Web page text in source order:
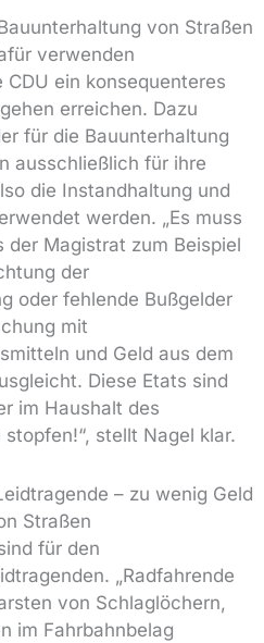
von Straßen
verwenden
CDU ein konsequenteres
erreichen. Dazu
für die Bauunterhaltung
ausschließlich für ihre
die Instandhaltung und
werden. „Es muss
der Magistrat zum Beispiel
der
oder fehlende Bußgelder
mit
und Geld aus dem
Diese Etats sind
im Haushalt des
stellt Nagel klar.
– zu wenig Geld
Straßen
für den
„Radfahrende
von Schlaglöchern,
im Fahrbahnbelag